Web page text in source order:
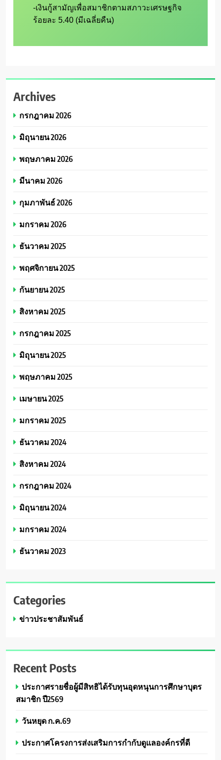
-เงินกู้สามัญเพื่อสมาชิกตามสภาวะเศรษฐกิจ
Archives
กรกฎาคม 2026
มิถุนายน 2026
พฤษภาคม 2026
มีนาคม 2026
กุมภาพันธ์ 2026
มกราคม 2026
ธันวาคม 2025
พฤศจิกายน 2025
กันยายน 2025
สิงหาคม 2025
กรกฎาคม 2025
มิถุนายน 2025
พฤษภาคม 2025
เมษายน 2025
มกราคม 2025
ธันวาคม 2024
สิงหาคม 2024
กรกฎาคม 2024
มิถุนายน 2024
มกราคม 2024
ธันวาคม 2023
Categories
ข่าวประชาสัมพันธ์
Recent Posts
ประกาศรายชื่อผู้มีสิทธิได้รับทุนอุดหนุนการศึกษาบุตร
สมาชิก ปี2569
วันหยุด ก.ค.69
ประกาศโครงการส่งเสริมการกำกับดูแลองค์กรที่ดี